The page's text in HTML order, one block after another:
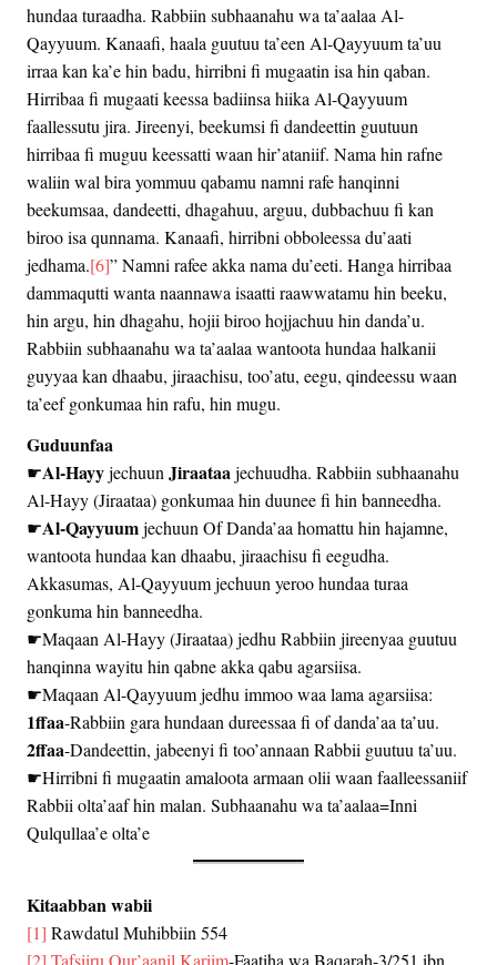
hundaa turaadha. Rabbiin subhaanahu wa ta’aalaa Al-
Qayyuum. Kanaafi, haala guutuu ta’een Al-Qayyuum ta’uu
irraa kan ka’e hin badu, hirribni fi mugaatin isa hin qaban.
Hirribaa fi mugaati keessa badiinsa hiika Al-Qayyuum
faallessutu jira. Jireenyi, beekumsi fi dandeettin guutuun
hirribaa fi muguu keessatti waan hir’ataniif. Nama hin rafne
waliin wal bira yommuu qabamu namni rafe hanqinni
beekumsaa, dandeetti, dhagahuu, arguu, dubbachuu fi kan
biroo isa qunnama. Kanaafi, hirribni obboleessa du’aati
jedhama.[6]” Namni rafee akka nama du’eeti. Hanga hirribaa
dammaqutti wanta naannawa isaatti raawwatamu hin beeku,
hin argu, hin dhagahu, hojii biroo hojjachuu hin danda’u.
Rabbiin subhaanahu wa ta’aalaa wantoota hundaa halkanii
guyyaa kan dhaabu, jiraachisu, too’atu, eegu, qindeessu waan
ta’eef gonkumaa hin rafu, hin mugu.
Guduunfaa
☛Al-Hayyjechuun Jiraataajechuudha. Rabbiin subhaanahu
Al-Hayy (Jiraataa) gonkumaa hin duunee fi hin banneedha.
☛Al-Qayyuumjechuun Of Danda’aa homattu hin hajamne,
wantoota hundaa kan dhaabu, jiraachisu fi eegudha.
Akkasumas, Al-Qayyuum jechuun yeroo hundaa turaa
gonkuma hin banneedha.
☛Maqaan Al-Hayy (Jiraataa) jedhu Rabbiin jireenyaa guutuu
hanqinna wayitu hin qabne akka qabu agarsiisa.
☛Maqaan Al-Qayyuum jedhu immoo waa lama agarsiisa:
1ffaa-Rabbiin gara hundaan dureessaa fi of danda’aa ta’uu.
2ffaa-Dandeettin, jabeenyi fi too’annaan Rabbii guutuu ta’uu.
☛Hirribni fi mugaatin amaloota armaan olii waan faalleessaniif
Rabbii olta’aaf hin malan. Subhaanahu wa ta’aalaa=Inni
Qulqullaa’e olta’e
Kitaabban wabii
[1] Rawdatul Muhibbiin 554
[2] Tafsiiru Qur’aanil Kariim-Faatiha wa Baqarah-3/251 ibn